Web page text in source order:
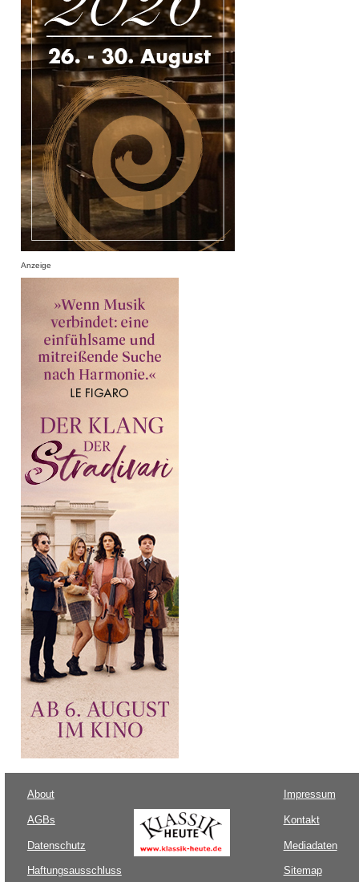
Anzeige
About
AGBs
Datenschutz
Haftungsausschluss
Impressum
Kontakt
Mediadaten
Sitemap